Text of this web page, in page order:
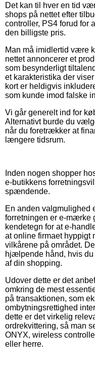
Det kan til hver en tid
shops på nettet efter
controller, PS4 forud for
den billigste pris.
Man må imidlertid være
nettet annoncerer et
som besynderligt
et karakteristika der
kort er heldigvis
som kunde imod falske
Vi går generelt ind for
Alternativt burde du
når du foretrækker at
længere tidsrum.
Inden nogen shopper
e-butikkens
spændende.
En anden valgmulighed
forretningen er e-mærke
kendetegn for at e-
at online firmaet hyppigt
vilkårene på området.
hjælpende hånd, hvis
af din shopping.
Udover dette er det
omkring de mest
på transaktionen, som
ombytningsrettighed
dette er det virkelig
ordrekvittering, så man
ONYX, wireless
eller herre.